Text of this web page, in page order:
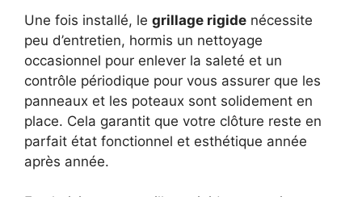
Une fois installé, le grillage rigide nécessite
peu d’entretien, hormis un nettoyage
occasionnel pour enlever la saleté et un
contrôle périodique pour vous assurer que les
panneaux et les poteaux sont solidement en
place. Cela garantit que votre clôture reste en
parfait état fonctionnel et esthétique année
après année.